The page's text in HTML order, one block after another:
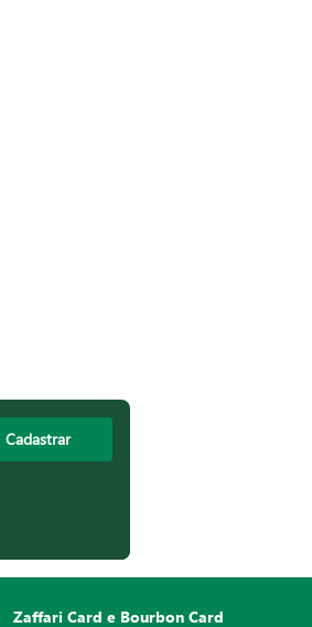
Cadastrar
Zaffari Card e Bourbon Card